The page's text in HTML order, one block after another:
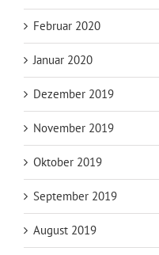
Februar 2020
Januar 2020
Dezember 2019
November 2019
Oktober 2019
September 2019
August 2019